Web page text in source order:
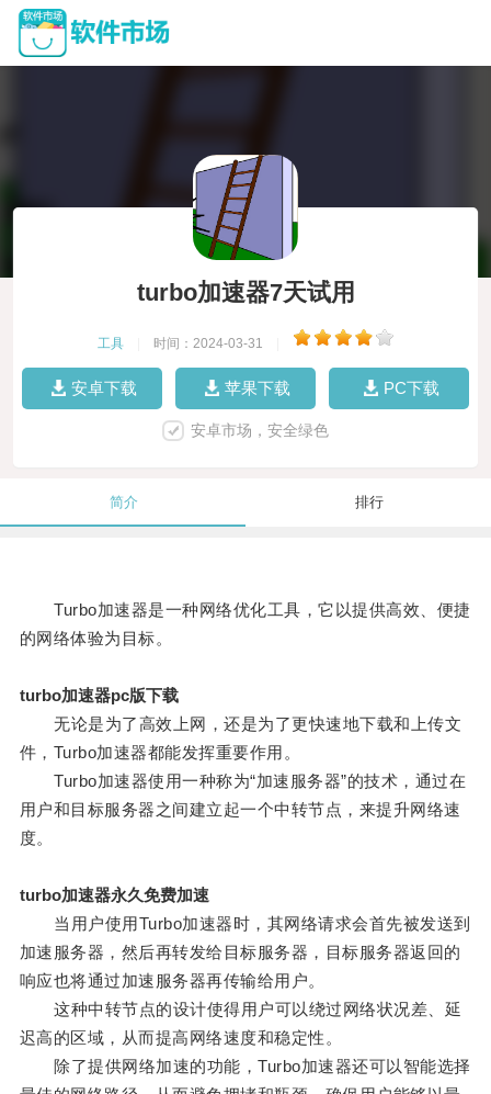
turbo加速器7天试用
工具 时间：2024-03-31
安卓下载 苹果下载 PC下载
安卓市场，安全绿色
简介 排行
Turbo加速器是一种网络优化工具，它以提供高效、便捷
的网络体验为目标。
turbo加速器pc版下载
无论是为了高效上网，还是为了更快速地下载和上传文
件，Turbo加速器都能发挥重要作用。
Turbo加速器使用一种称为“加速服务器”的技术，通过在
用户和目标服务器之间建立起一个中转节点，来提升网络速
度。
turbo加速器永久免费加速
当用户使用Turbo加速器时，其网络请求会首先被发送到
加速服务器，然后再转发给目标服务器，目标服务器返回的
响应也将通过加速服务器再传输给用户。
这种中转节点的设计使得用户可以绕过网络状况差、延
迟高的区域，从而提高网络速度和稳定性。
除了提供网络加速的功能，Turbo加速器还可以智能选择